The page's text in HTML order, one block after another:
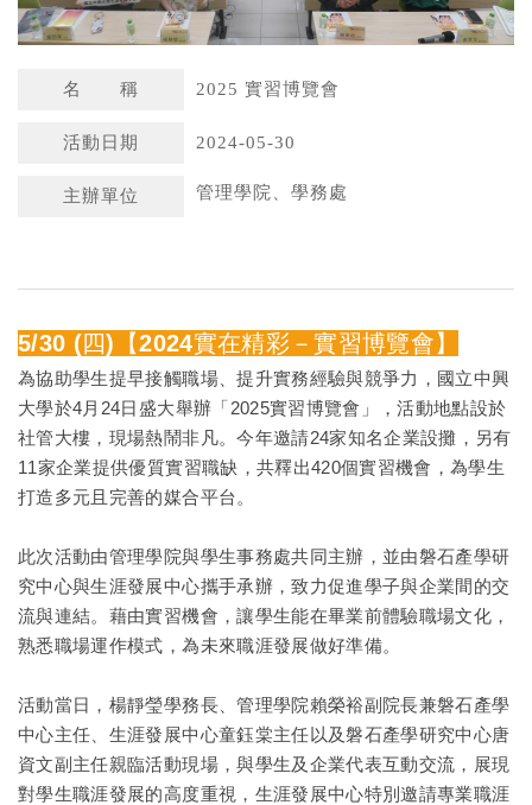
名 稱 2025 實習博覽會
活動日期 2024-05-30
主辦單位 管理學院、學務處
5/30 (四)【2024實在精彩－實習博覽會】
為協助學生提早接觸職場、提升實務經驗與競爭力，國立中興
大學於4月24日盛大舉辦「2025實習博覽會」，活動地點設於
社管大樓，現場熱鬧非凡。今年邀請24家知名企業設攤，另有
11家企業提供優質實習職缺，共釋出420個實習機會，為學生
打造多元且完善的媒合平台。
此次活動由管理學院與學生事務處共同主辦，並由磐石產學研
究中心與生涯發展中心攜手承辦，致力促進學子與企業間的交
流與連結。藉由實習機會，讓學生能在畢業前體驗職場文化，
熟悉職場運作模式，為未來職涯發展做好準備。
活動當日，楊靜瑩學務長、管理學院賴榮裕副院長兼磐石產學
中心主任、生涯發展中心童鈺棠主任以及磐石產學研究中心唐
資文副主任親臨活動現場，與學生及企業代表互動交流，展現
對學生職涯發展的高度重視，生涯發展中心特別邀請專業職涯